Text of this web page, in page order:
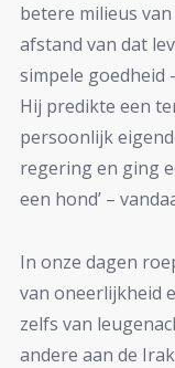
betere milieus
afstand van dat
simpele goedheid
Hij predikte een
persoonlijk
regering en ging
een hond’ –
In onze dagen
van oneerlijkheid
zelfs van
andere aan de